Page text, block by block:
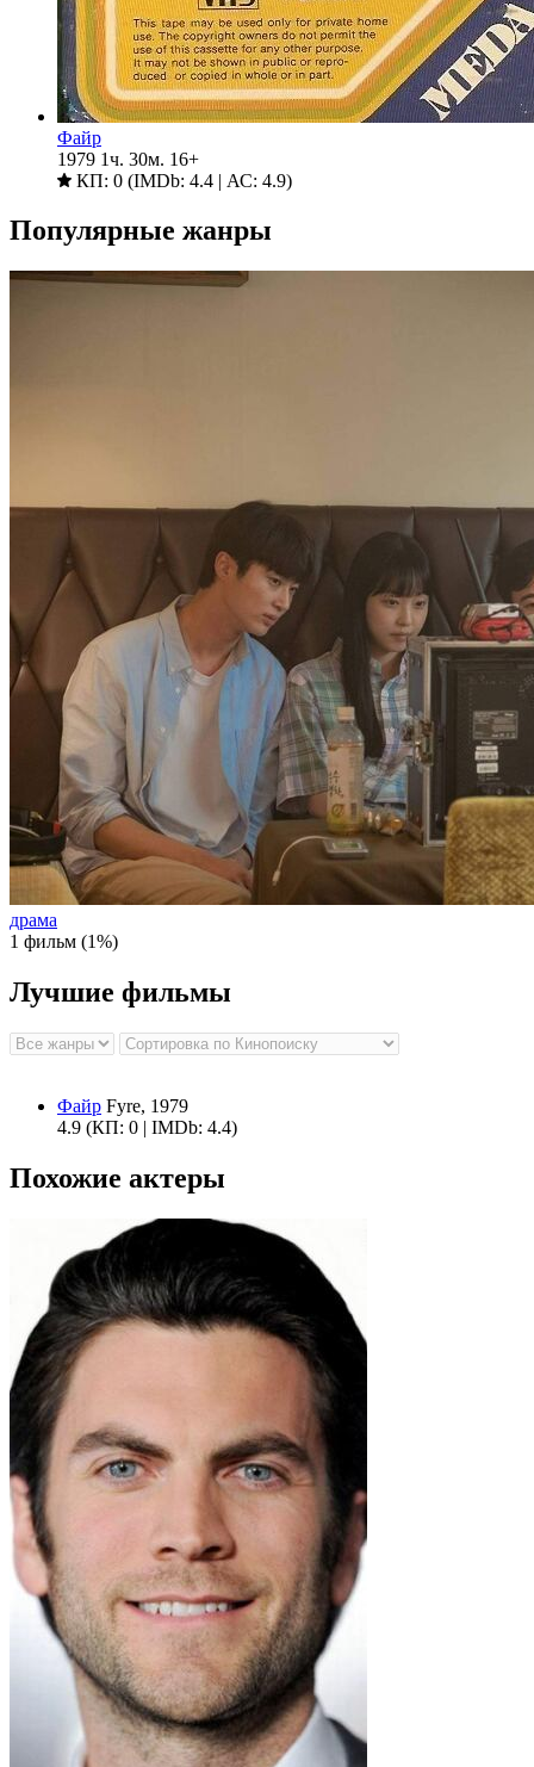
Файр
1979 1ч. 30м. 16+
КП: 0 (IMDb: 4.4 | АС: 4.9)
Популярные жанры
драма
1 фильм (1%)
Лучшие фильмы
Файр Fyre, 1979
4.9 (КП: 0 | IMDb: 4.4)
Похожие актеры